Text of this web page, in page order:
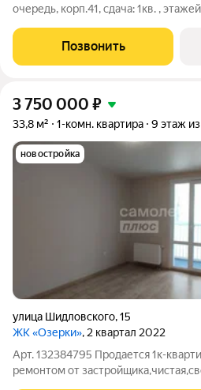
очередь, корп.41, сдача: 1кв. ,
Позвонить
3 750 000 ₽
33,8 м² 1-комн. квартира 9 этаж из
новостройка
улица Шидловского,15
ЖК «Озерки», 2 квартал 2022
Арт. 132384795 Продается 1к-
ремонтом от